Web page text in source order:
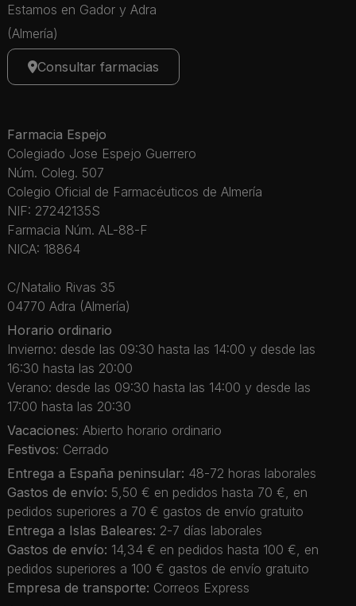
Estamos en Gador y Adra
(Almería)
Consultar farmacias
Farmacia Espejo
Colegiado Jose Espejo Guerrero
Núm. Coleg. 507
Colegio Oficial de Farmacéuticos de Almería
NIF: 27242135S
Farmacia Núm. AL-88-F
NICA: 18864
C/Natalio Rivas 35
04770 Adra (Almería)
Horario ordinario
Invierno: desde las 09:30 hasta las 14:00 y desde las
16:30 hasta las 20:00
Verano: desde las 09:30 hasta las 14:00 y desde las
17:00 hasta las 20:30
Vacaciones: Abierto horario ordinario
Festivos: Cerrado
Entrega a España peninsular: 48-72 horas laborales
Gastos de envío: 5,50 € en pedidos hasta 70 €, en
pedidos superiores a 70 € gastos de envío gratuito
Entrega a Islas Baleares: 2-7 días laborales
Gastos de envío: 14,34 € en pedidos hasta 100 €, en
pedidos superiores a 100 € gastos de envío gratuito
Empresa de transporte: Correos Express